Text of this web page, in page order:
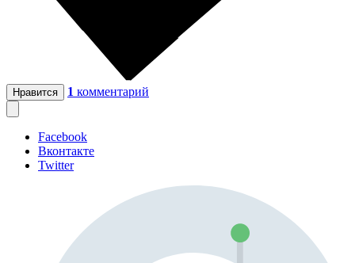
Нравится 1 комментарий
Facebook
Вконтакте
Twitter